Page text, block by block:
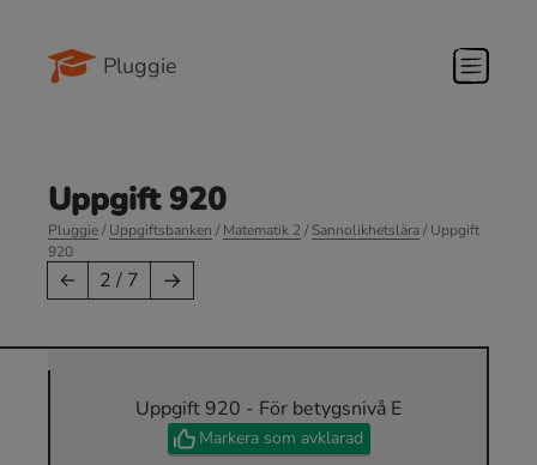
Pluggie
Uppgift 920
Pluggie/Uppgiftsbanken /Matematik 2/Sannolikhetslära/ Uppgift
920
← 2 / 7 →
Uppgift 920 - För betygsnivå E
Markera som avklarad